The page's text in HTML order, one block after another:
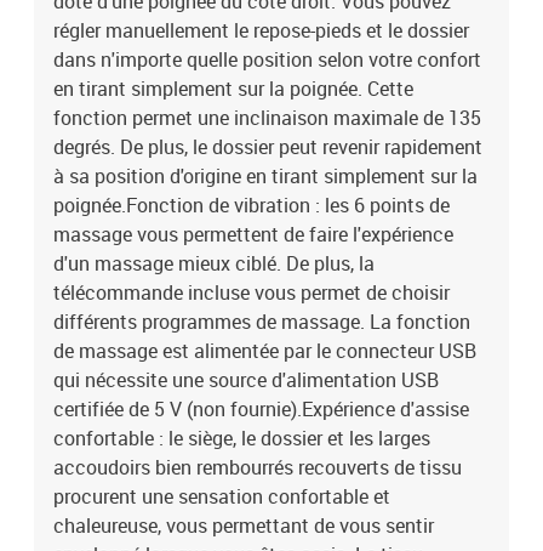
régler manuellement le repose-pieds et le dossier
dans n'importe quelle position selon votre confort
en tirant simplement sur la poignée. Cette
fonction permet une inclinaison maximale de 135
degrés. De plus, le dossier peut revenir rapidement
à sa position d'origine en tirant simplement sur la
poignée.Fonction de vibration : les 6 points de
massage vous permettent de faire l'expérience
d'un massage mieux ciblé. De plus, la
télécommande incluse vous permet de choisir
différents programmes de massage. La fonction
de massage est alimentée par le connecteur USB
qui nécessite une source d'alimentation USB
certifiée de 5 V (non fournie).Expérience d'assise
confortable : le siège, le dossier et les larges
accoudoirs bien rembourrés recouverts de tissu
procurent une sensation confortable et
chaleureuse, vous permettant de vous sentir